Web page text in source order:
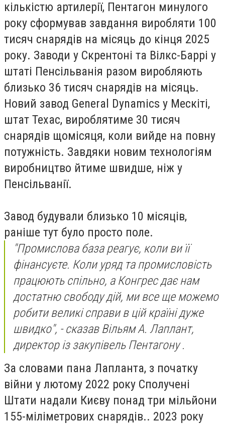
кількістю артилерії, Пентагон минулого
року сформував завдання виробляти 100
тисяч снарядів на місяць до кінця 2025
року. Заводи у Скрентоні та Вілкс-Баррі у
штаті Пенсільванія разом виробляють
близько 36 тисяч снарядів на місяць.
Новий завод General Dynamics у Мескіті,
штат Техас, вироблятиме 30 тисяч
снарядів щомісяця, коли вийде на повну
потужність. Завдяки новим технологіям
виробництво йтиме швидше, ніж у
Пенсільванії.
Завод будували близько 10 місяців,
раніше тут було просто поле.
"Промислова база реагує, коли ви її
фінансуєте. Коли уряд та промисловість
працюють спільно, а Конгрес дає нам
достатню свободу дій, ми все ще можемо
робити великі справи в цій країні дуже
швидко", - сказав Вільям А. Лаплант,
директор із закупівель Пентагону .
За словами пана Лапланта, з початку
війни у лютому 2022 року Сполучені
Штати надали Києву понад три мільйони
155-міліметрових снарядів.. 2023 року